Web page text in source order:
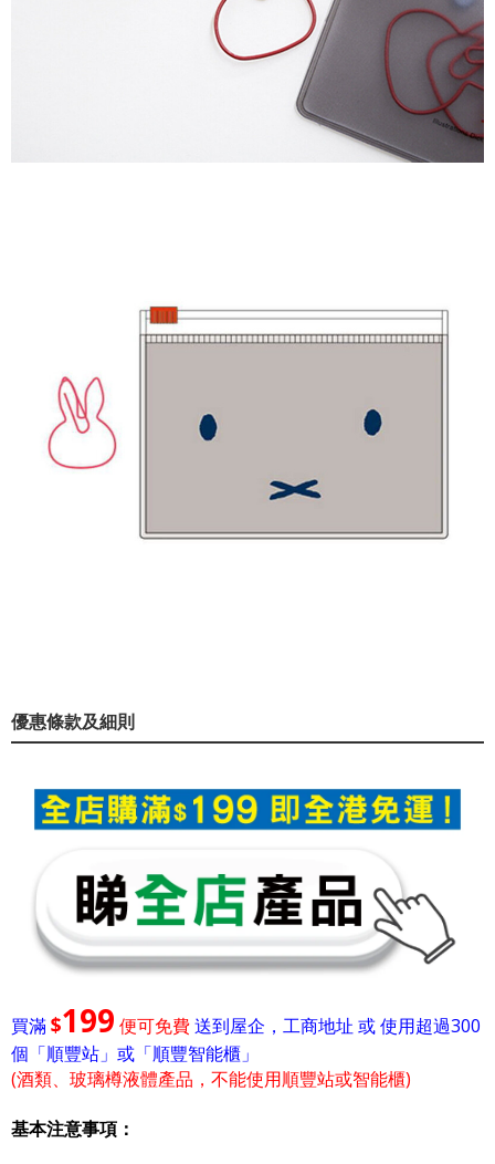
優惠條款及細則
買滿$199 便可免費送到屋企，工商地址 或 使用超過300
個「順豐站」或「順豐智能櫃」
(酒類、玻璃樽液體產品，不能使用順豐站或智能櫃)
基本注意事項：